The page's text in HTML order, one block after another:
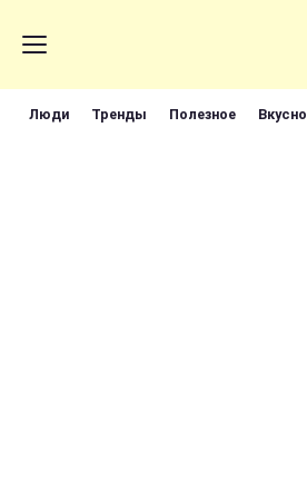
Люди Тренды Полезное Вкусно